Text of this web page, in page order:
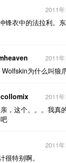
锋衣中的法拉利。
2011
为什么叫狼
2011
collomix
亲，这个。。。我真
吧
2011
很特别啊。
2011